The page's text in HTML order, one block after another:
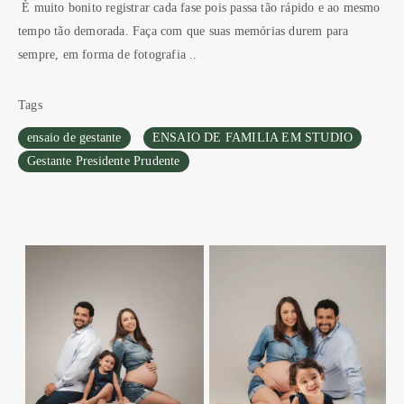
È muito bonito registrar cada fase pois passa tão rápido e ao mesmo
tempo tão demorada. Faça com que suas memórias durem para
sempre, em forma de fotografia ..
Tags
ensaio de gestante
ENSAIO DE FAMILIA EM STUDIO
Gestante Presidente Prudente